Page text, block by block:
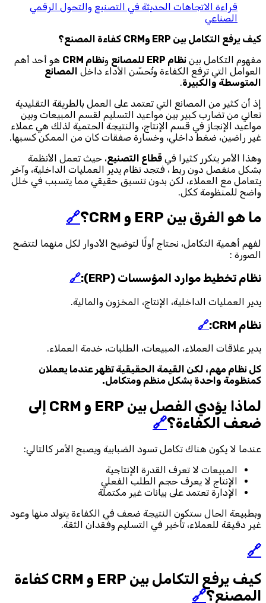
قراءة الاتجاهات الحديثة في التصنيع والتحول الرقمي
الصناعي
كيف يرفع التكامل بين ERP وCRM
كفاءة المصنع؟
مفهوم التكامل بين نظام ERP للمصانع ونظام CRM
هو أحد أهم
العوامل التي ترفع الكفاءة وتُحسّن الأداء داخل المصانع
المتوسطة والكبيرة.
إذ أن كثير من المصانع التي تعتمد على العمل بالطريقة التقليدية
تعاني من تضارب كبير بين مواعيد التسليم لقسم المبيعات وبين
مواعيد الإنجاز في قسم الإنتاج، والنتيجة الحتمية لذلك هي عملاء
غير راضين، ضغط داخلي، وخسارة صفقات كان من الممكن كسبها.
وهذا الأمر يتكرر كثيرا في قطاع التصنيع، حيث تعمل الأنظمة
بشكل منفصل دون ربط ، فتجد نظام يدير العمليات الداخلية، وآخر
يتعامل مع العملاء، لكن بدون تنسيق حقيقي مما يتسبب في خلل
واضح للمنظومة ككل.
ما هو الفرق بين ERP و CRM؟ 🔗
لفهم أهمية التكامل، نحتاج أولًا لتوضيح الأدوار لكل منهما لتتضح
الصورة :
نظام تخطيط موارد المؤسسات (ERP) :
🔗
يدير العمليات الداخلية، الإنتاج، المخزون والمالية.
نظام CRM :
🔗
يدير علاقات العملاء، المبيعات، الطلبات، خدمة العملاء.
كل نظام مهم، لكن القيمة الحقيقية تظهر عندما يعملان
كمنظومة واحدة بشكل منظم ومتكامل.
لماذا يؤدي الفصل بين ERP و CRM إلى
ضعف الكفاءة؟🔗
عندما لا يكون هناك تكامل تسود الضبابية ويصبح الأمر كالتالي:
المبيعات لا تعرف القدرة الإنتاجية
الإنتاج لا يعرف حجم الطلب الفعلي
الإدارة تعتمد على بيانات غير مكتملة
وبطبيعة الحال ستكون النتيجة ضعف في الكفاءة يتولد منها وعود
غير دقيقة للعملاء، تأخير في التسليم وفقدان الثقة.
🔗
كيف يرفع التكامل بين ERP و CRM
كفاءة
المصنع؟🔗